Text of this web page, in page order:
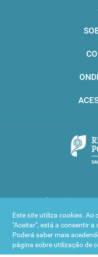
Estesite utiliza cookies. Ao
"Aceitar", está a consentir a
Poderá saber mais
página sobre utilização de
Infarmed © 2016.